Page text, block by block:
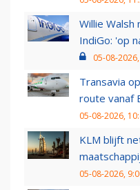
Willie
IndiGo: 'op
05-08-
Transavia
route vanaf
05-08-2026,
KLM blijft
05-08-2026,